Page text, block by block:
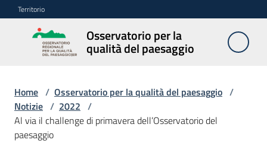
Vai al contenuto
Vai alla navigazione
Vai al footer
Territorio
Osservatorio per la
qualità del paesaggio
Osservatorio
per la
paesaggio
Cos'è
Home / Osservatorio per la qualità del paesaggio /
Notizie / 2022 /
Al via il challenge di primavera dell’Osservatorio del
paesaggio